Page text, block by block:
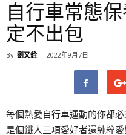
自行車常態
定不出包
By 劉又銓 - 2022年9月7日
每個熱愛自行車運動的你都
是個鐵人三項愛好者還純粹